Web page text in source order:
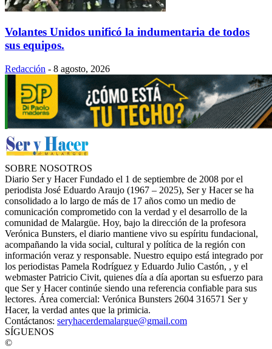
Volantes Unidos unificó la indumentaria de todos
sus equipos.
Redacción - 8 agosto, 2026
SOBRE NOSOTROS
Diario Ser y Hacer Fundado el 1 de septiembre de 2008 por el
periodista José Eduardo Araujo (1967 – 2025), Ser y Hacer se ha
consolidado a lo largo de más de 17 años como un medio de
comunicación comprometido con la verdad y el desarrollo de la
comunidad de Malargüe. Hoy, bajo la dirección de la profesora
Verónica Bunsters, el diario mantiene vivo su espíritu fundacional,
acompañando la vida social, cultural y política de la región con
información veraz y responsable. Nuestro equipo está integrado por
los periodistas Pamela Rodríguez y Eduardo Julio Castón, , y el
webmaster Patricio Civit, quienes día a día aportan su esfuerzo para
que Ser y Hacer continúe siendo una referencia confiable para sus
lectores. Área comercial: Verónica Bunsters 2604 316571 Ser y
Hacer, la verdad antes que la primicia.
Contáctanos: seryhacerdemalargue@gmail.com
SÍGUENOS
©